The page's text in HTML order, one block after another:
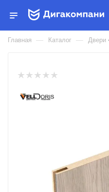
ДВЕРНОЙ ДОБОР
Главная — Каталог — Двери